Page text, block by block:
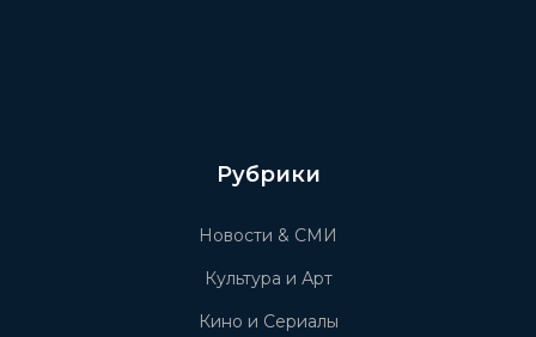
Рубрики
Новости & СМИ
Культура и Арт
Кино и Сериалы